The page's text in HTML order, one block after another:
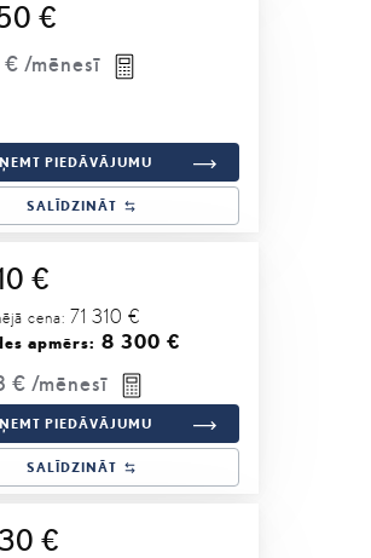
€
€ /mēnesī
PIEDĀVĀJUMU
SALĪDZINĀT
€
cena: 71 310 €
apmērs: 8 300 €
€ /mēnesī
PIEDĀVĀJUMU
SALĪDZINĀT
€